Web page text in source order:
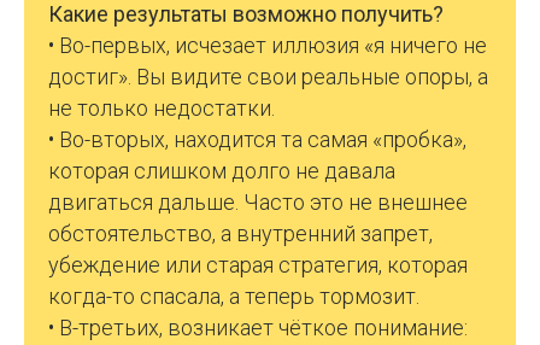
Какие результаты возможно получить?
• Во-первых, исчезает иллюзия «я ничего не
достиг». Вы видите свои реальные опоры, а
не только недостатки.
• Во-вторых, находится та самая «пробка»,
которая слишком долго не давала
двигаться дальше. Часто это не внешнее
обстоятельство, а внутренний запрет,
убеждение или старая стратегия, которая
когда-то спасала, а теперь тормозит.
• В-третьих, возникает чёткое понимание: